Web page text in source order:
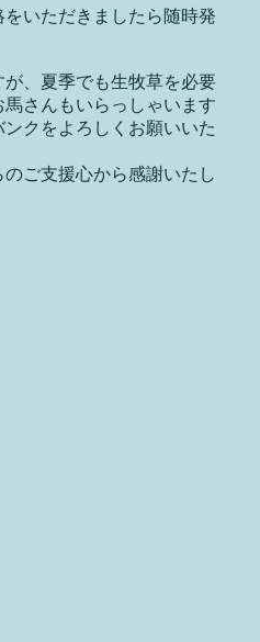
いただきましたら随時発
、夏季でも生牧草を必要
さんもいらっしゃいます
クをよろしくお願いいた
ご支援心から感謝いたし